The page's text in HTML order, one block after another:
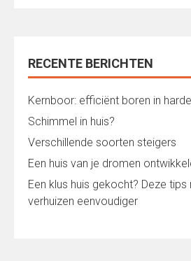
RECENTE BERICHTEN
Kernboor: efficiënt boren in
Schimmel in huis?
Verschillende soorten steigers
Een huis van je dromen
Een klus huis gekocht? Deze
verhuizen eenvoudiger